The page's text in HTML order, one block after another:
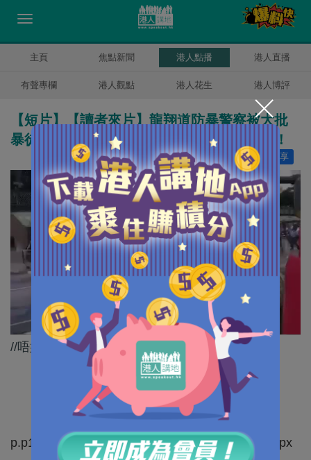
主頁 焦點新聞 港人點播 港人直播
有聲專欄 港人觀點 港人花生 港人博評
【短片】【讀者來片】龍翔道防暴警察被大批
暴徒襲擊、雜物如雨下、有警員被雨遮擊中！
分享
讚好 9
//唔好再為暴徒美化暴行、咁襲擊警員就要執法!//
p.p1 {margin: 0.0px 0.0px 0.0px 0.0px; font: 15.0px